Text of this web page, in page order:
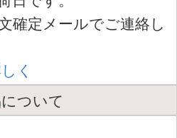
確定メールでご連絡し
く
ついて